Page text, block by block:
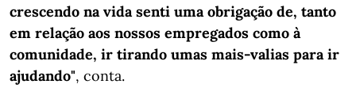
crescendo na vida senti uma obrigação de, tanto
em relação aos nossos empregados como à
comunidade, ir tirando umas mais-valias para ir
ajudando", conta.